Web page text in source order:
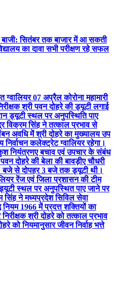
बाजी: सितंबर तक बाजार में आ सकती
का दावा सभी परीक्षण रहे सफल
ग्वालियर 07 अप्रैल कोरोना महामारी
श्री पवन दोहरे की ड्यूटी लगाई
ड्यूटी स्थल पर अनुपस्थिति पाए
विक्रम सिंह ने तत्काल प्रभाव से
अवधि में श्री दोहरे का मुख्यालय उप
निर्वाचन कलेक्ट्रेट ग्वालियर रहेगा।
नियंत्रणए बचाव एवं उपचार के संबंध
दोहरे की बेला की बावड़ीए चौधरी
बजे से दोपहर 3 बजे तक ड्यूटी थी।
रेंज एवं जिला प्रशासन की टीम
ड्यूटी स्थल पर अनुपस्थित पाए जाने पर
ने मध्यप्रदेश सिविल सेवा
1966 में प्रदत्त शक्तियों का
श्री दोहरे को तत्काल प्रभाव
को नियमानुसार जीवन निर्वाह भत्ते